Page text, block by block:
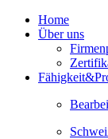
Home
Über uns